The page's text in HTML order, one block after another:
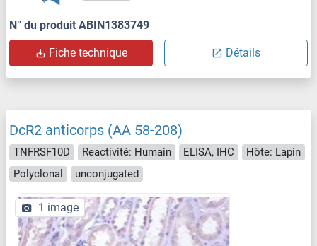
N° du produit ABIN1383749
Fiche technique Détails
DcR2 anticorps (AA 58-208)
TNFRSF10D Reactivité: Humain ELISA, IHC
Hôte: Lapin
Polyclonal
unconjugated
1 image